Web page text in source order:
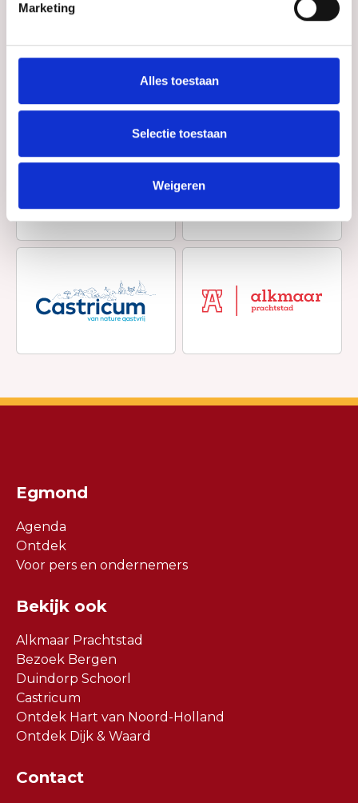
Marketing
Alles toestaan
Selectie toestaan
Weigeren
Egmond
Agenda
Ontdek
Voor pers en ondernemers
Bekijk ook
Alkmaar Prachtstad
Bezoek Bergen
Duindorp Schoorl
Castricum
Ontdek Hart van Noord-Holland
Ontdek Dijk & Waard
Contact